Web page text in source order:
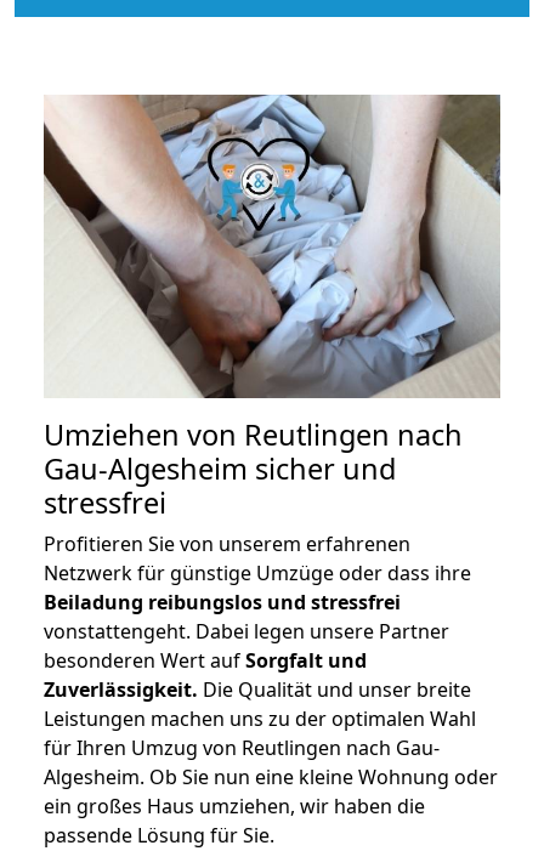
Umziehen von Reutlingen nach
Gau-Algesheim sicher und
stressfrei
Profitieren Sie von unserem erfahrenen
Netzwerk für günstige Umzüge oder dass ihre
Beiladung reibungslos und stressfrei
vonstattengeht. Dabei legen unsere Partner
besonderen Wert aufSorgfalt und
Zuverlässigkeit. Die Qualität und unser breite
Leistungen machen uns zu der optimalen Wahl
für Ihren Umzug von Reutlingen nach Gau-
Algesheim. Ob Sie nun eine kleine Wohnung oder
ein großes Haus umziehen, wir haben die
passende Lösung für Sie.